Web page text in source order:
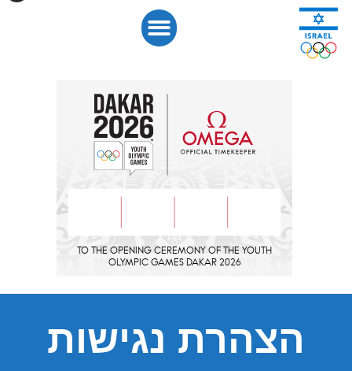
לתוכן
הצהרת נגישות